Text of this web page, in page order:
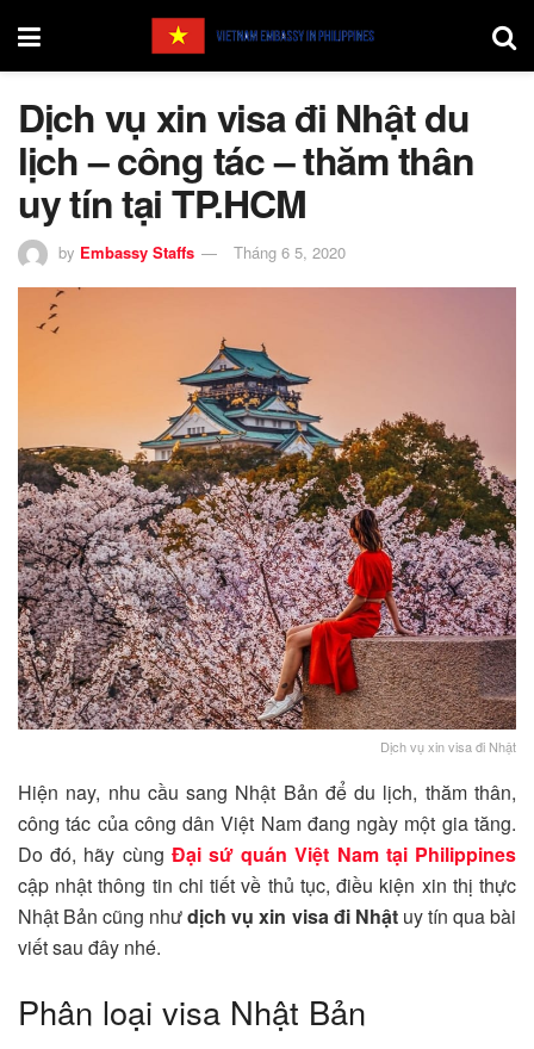
Dịch vụ xin visa đi Nhật du
lịch – công tác – thăm thân
uy tín tại TP.HCM
by Embassy Staffs Tháng 6 5, 2020
Dịch vụ xin visa đi Nhật
Hiện nay, nhu cầu sang Nhật Bản để du lịch, thăm thân,
công tác của công dân Việt Nam đang ngày một gia tăng.
Do đó, hãy cùng Đại sứ quán Việt Nam tại Philippines
cập nhật thông tin chi tiết về thủ tục, điều kiện xin thị thực
Nhật Bản cũng nhưdịch vụ xin visa đi Nhậtuy tín qua bài
viết sau đây nhé.
Phân loại visa Nhật Bản